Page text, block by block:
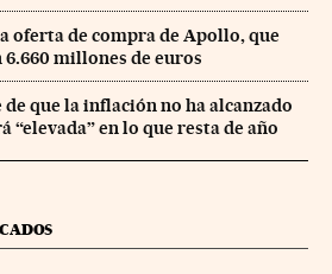
oferta de compra de Apollo, que
millones de euros
de que la inflación no ha alcanzado
“elevada” en lo que resta de año